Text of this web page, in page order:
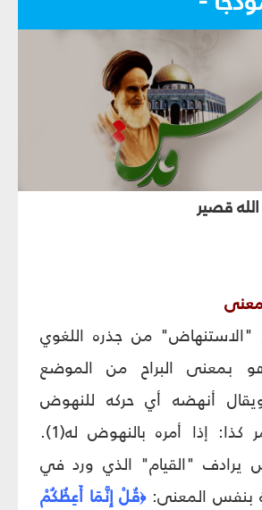
الله قصير
من جذره اللغوي
بمعنى البراح من الموضع
أنهضه أي حركه للنهوض
واستنهضه لأمر كذا: إذا أمره بالنهوض له(1).
يرادف "القيام" الذي ورد في
بنفس المعنى:﴿قُلْ إِنَّمَا أَعِظُكُمْ